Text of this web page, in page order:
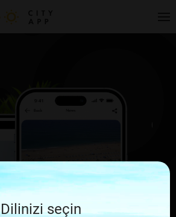
Dilinizi seçin